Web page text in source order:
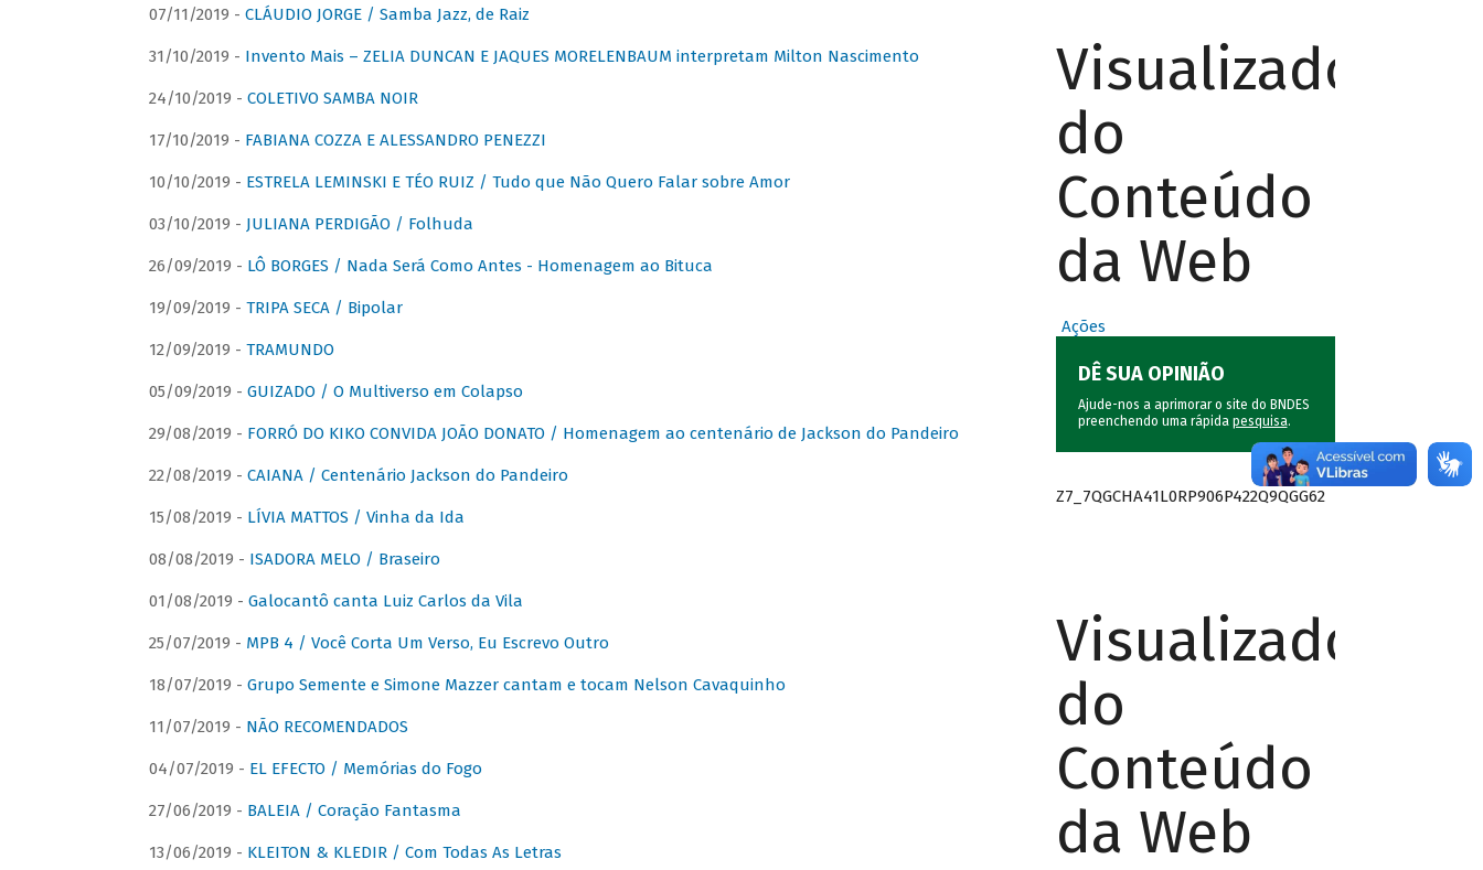
07/11/2019 - CLÁUDIO JORGE / Samba Jazz, de Raiz
31/10/2019 - Invento Mais – ZELIA DUNCAN E JAQUES MORELENBAUM interpretam Milton Nascimento
24/10/2019 - COLETIVO SAMBA NOIR
17/10/2019 - FABIANA COZZA E ALESSANDRO PENEZZI
10/10/2019 - ESTRELA LEMINSKI E TÉO RUIZ / Tudo que Não Quero Falar sobre Amor
03/10/2019 - JULIANA PERDIGÃO / Folhuda
26/09/2019 - LÔ BORGES / Nada Será Como Antes - Homenagem ao Bituca
19/09/2019 - TRIPA SECA / Bipolar
12/09/2019 - TRAMUNDO
05/09/2019 - GUIZADO / O Multiverso em Colapso
29/08/2019 - FORRÓ DO KIKO CONVIDA JOÃO DONATO / Homenagem ao centenário de Jackson do Pandeiro
22/08/2019 - CAIANA / Centenário Jackson do Pandeiro
15/08/2019 - LÍVIA MATTOS / Vinha da Ida
08/08/2019 - ISADORA MELO / Braseiro
01/08/2019 - Galocantô canta Luiz Carlos da Vila
25/07/2019 - MPB 4 / Você Corta Um Verso, Eu Escrevo Outro
18/07/2019 - Grupo Semente e Simone Mazzer cantam e tocam Nelson Cavaquinho
11/07/2019 - NÃO RECOMENDADOS
04/07/2019 - EL EFECTO / Memórias do Fogo
27/06/2019 - BALEIA / Coração Fantasma
13/06/2019 - KLEITON & KLEDIR / Com Todas As Letras
Visualizador
do
Conteúdo
da Web
Ações
DÊ SUA OPINIÃO
Ajude-nos a aprimorar o site do BNDES
preenchendo uma rápida pesquisa.
Z7_7QGCHA41L0RP906P422Q9QGG62
Visualizador
do
Conteúdo
da Web